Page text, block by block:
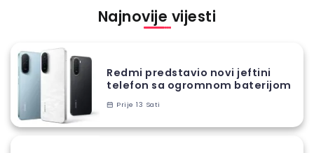
Najnovije vijesti
Redmi predstavio novi jeftini
telefon sa ogromnom baterijom
Prije 13 Sati